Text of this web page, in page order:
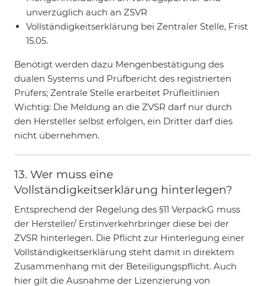
unverzüglich auch an ZSVR
Vollständigkeitserklärung bei Zentraler Stelle, Frist
15.05.
Benötigt werden dazu Mengenbestätigung des
dualen Systems und Prüfbericht des registrierten
Prüfers; Zentrale Stelle erarbeitet Prüfleitlinien
Wichtig: Die Meldung an die ZVSR darf nur durch
den Hersteller selbst erfolgen, ein Dritter darf dies
nicht übernehmen.
13. Wer muss eine
Vollständigkeitserklärung hinterlegen?
Entsprechend der Regelung des §11 VerpackG muss
der Hersteller/ Erstinverkehrbringer diese bei der
ZVSR hinterlegen. Die Pflicht zur Hinterlegung einer
Vollständigkeitserklärung steht damit in direktem
Zusammenhang mit der Beteiligungspflicht. Auch
hier gilt die Ausnahme der Lizenzierung von